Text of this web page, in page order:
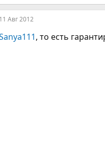
11 Авг 2012
, то есть